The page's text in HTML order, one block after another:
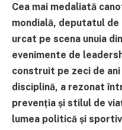
Cea mai medaliată
mondială, deputatul de
urcat pe scena unuia
evenimente de
construit pe zeci de
disciplină, a rezonat
prevenția și stilul de
lumea politică și